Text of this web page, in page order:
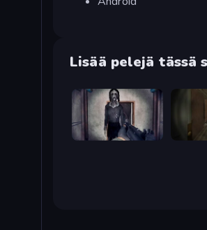
Lisää pelejä tässä
Slendrina Must Die: The Cellar